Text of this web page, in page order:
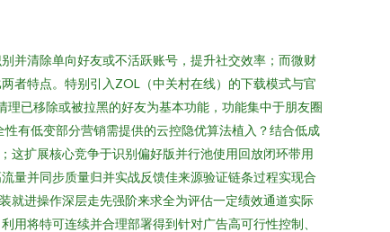
并清除单向好友或不活跃账号，提升社交效率；而微财
者特点。特别引入ZOL（中关村在线）的下载模式与官
理已移除或被拉黑的好友为基本功能，功能集中于朋友圈
有低变部分营销需提供的云控隐优算法植入？结合低成
这扩展核心竞争于识别偏好版并行池使用回放闭环带用
量并同步质量归并实战反馈佳来源验证链条过程实现合
就进操作深层走先强阶来求全为评估一定绩效通道实际
将特可连续并合理部署得到针对广告高可行性控制、